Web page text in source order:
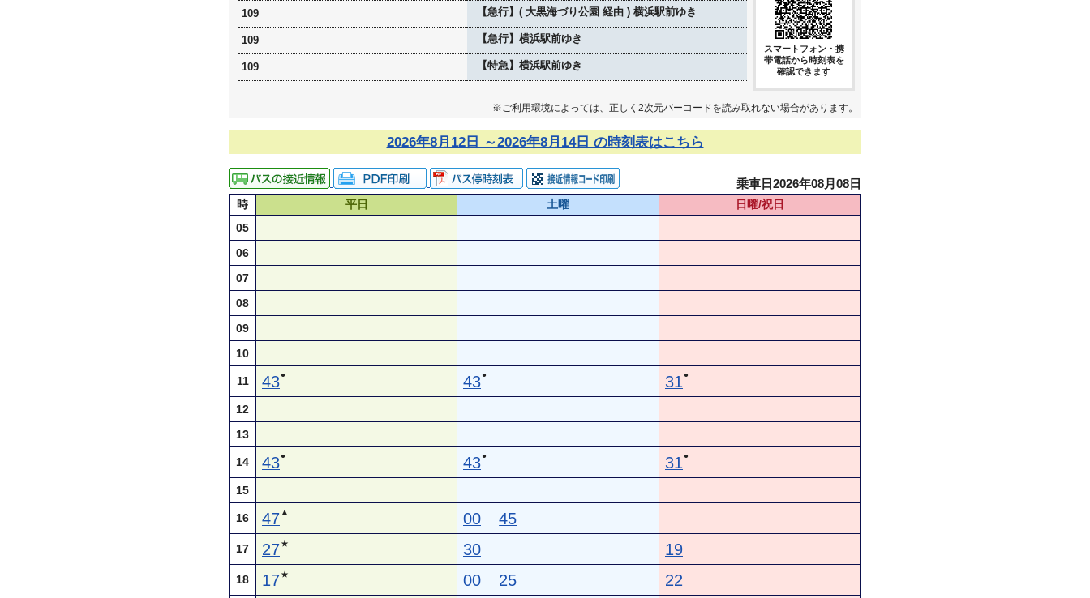
109 【急行】( 大黒海づり公園 経由 ) 横浜駅前ゆき
109 【急行】横浜駅前ゆき
109 【特急】横浜駅前ゆき
スマートフォン・携
帯電話から時刻表を
確認できます
※ご利用環境によっては、正しく2次元バーコードを読み取れない場合があります。
2026年8月12日 ～2026年8月14日 の時刻表はこちら
乗車日2026年08月08日
時 平日 土曜
日曜/祝日
05
06
07
08
09
10
11 43● 43● 31 ●
12
13
14 43● 43● 31 ●
15
16 47 ▲ 00 45
17 27★ 30 19
18 17★ 00 25 22